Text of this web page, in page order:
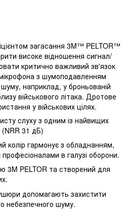
загасання 3M™ PELTOR™
високе відношення сигнал/
критично важливий зв'язок
з шумоподавленням
наприклад, у броньованій
військового літака. Дротове
у військових цілях.
слуху з одним із найвищих
(NRR 31 дБ)
колір гармонує з обладнанням,
в галузі оборони.
3M PELTOR та створений для
допомагають захистити
небезпечного шуму.